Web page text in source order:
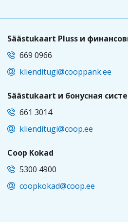
Säästukaart Pluss и
669 0966
klienditugi@cooppank.ee
Säästukaart и бонусная
661 3014
klienditugi@coop.ee
Coop Kokad
5300 4900
coopkokad@coop.ee